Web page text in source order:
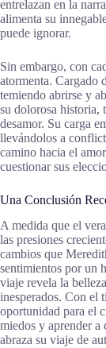
entrelazan en la
alimenta su
puede ignorar.
Sin embargo, con
atormenta. Cargado
temiendo abrirse y
su dolorosa historia,
desamor. Su carga
llevándolos a
camino hacia el
cuestionar sus
Una Conclusión
A medida que el
las presiones
cambios que
sentimientos por un
viaje revela la
inesperados. Con el
oportunidad para el
miedos y aprender
abraza su viaje de